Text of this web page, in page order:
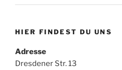
HIER FINDEST DU UNS
Adresse
Dresdener Str. 13